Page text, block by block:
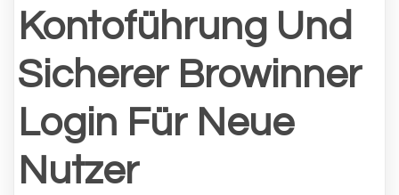
Kontoführung Und
Sicherer Browinner
Login Für Neue
Nutzer